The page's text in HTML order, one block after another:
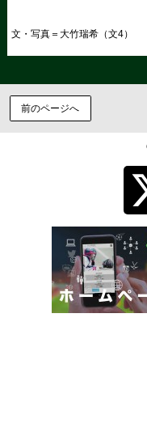
文・写真＝大竹瑞希（文4）
前のページへ